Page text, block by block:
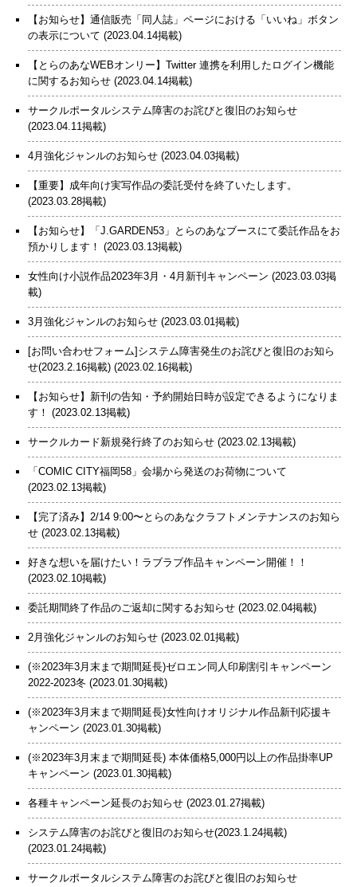
【お知らせ】通信販売「同人誌」ページにおける「いいね」ボタン
の表示について (2023.04.14掲載)
【とらのあなWEBオンリー】Twitter 連携を利用したログイン機能
に関するお知らせ (2023.04.14掲載)
サークルポータルシステム障害のお詫びと復旧のお知らせ
(2023.04.11掲載)
4月強化ジャンルのお知らせ (2023.04.03掲載)
【重要】成年向け実写作品の委託受付を終了いたします。
(2023.03.28掲載)
【お知らせ】「J.GARDEN53」とらのあなブースにて委託作品をお
預かりします！ (2023.03.13掲載)
女性向け小説作品2023年3月・4月新刊キャンペーン (2023.03.03掲
載)
3月強化ジャンルのお知らせ (2023.03.01掲載)
[お問い合わせフォーム]システム障害発生のお詫びと復旧のお知ら
せ(2023.2.16掲載) (2023.02.16掲載)
【お知らせ】新刊の告知・予約開始日時が設定できるようになりま
す！ (2023.02.13掲載)
サークルカード新規発行終了のお知らせ (2023.02.13掲載)
「COMIC CITY福岡58」会場から発送のお荷物について
(2023.02.13掲載)
【完了済み】2/14 9:00〜とらのあなクラフトメンテナンスのお知ら
せ (2023.02.13掲載)
好きな想いを届けたい！ラブラブ作品キャンペーン開催！！
(2023.02.10掲載)
委託期間終了作品のご返却に関するお知らせ (2023.02.04掲載)
2月強化ジャンルのお知らせ (2023.02.01掲載)
(※2023年3月末まで期間延長)ゼロエン同人印刷割引キャンペーン
2022-2023冬 (2023.01.30掲載)
(※2023年3月末まで期間延長)女性向けオリジナル作品新刊応援キ
ャンペーン (2023.01.30掲載)
(※2023年3月末まで期間延長) 本体価格5,000円以上の作品掛率UP
キャンペーン (2023.01.30掲載)
各種キャンペーン延長のお知らせ (2023.01.27掲載)
システム障害のお詫びと復旧のお知らせ(2023.1.24掲載)
(2023.01.24掲載)
サークルポータルシステム障害のお詫びと復旧のお知らせ